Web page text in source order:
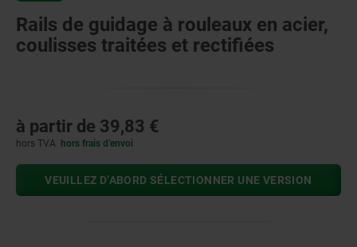
Rails de guidage à rouleaux en acier,
coulisses traitées et rectifiées
à partir de 39,83 €
hors TVA hors frais d’envoi
VEUILLEZ D’ABORD SÉLECTIONNER UNE VERSION